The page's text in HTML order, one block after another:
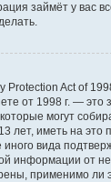
займёт у вас
Protection Act of
от 1998 г. —
могут
лет, иметь на это
вида
информации от
применимо ли